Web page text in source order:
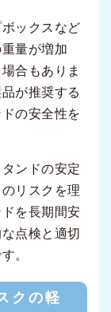
ックスなど
量が増加
合もありま
が推奨する
の安全性を
ンドの安定
リスクを理
を長期間安
点検と適切
。
クの軽